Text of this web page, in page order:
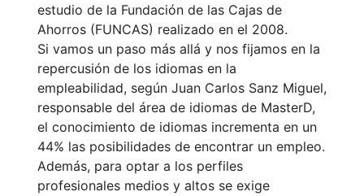
estudio de la Fundación de las Cajas de
Ahorros (FUNCAS) realizado en el 2008.
Si vamos un paso más allá y nos fijamos en la
repercusión de los idiomas en la
empleabilidad, según Juan Carlos Sanz Miguel,
responsable del área de idiomas de MasterD,
el conocimiento de idiomas incrementa en un
44% las posibilidades de encontrar un empleo.
Además, para optar a los perfiles
profesionales medios y altos se exige